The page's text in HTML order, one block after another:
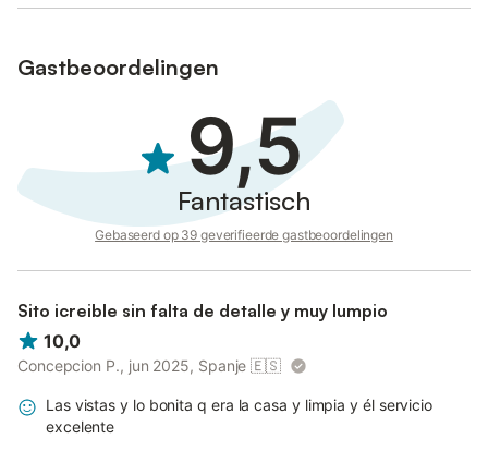
Gastbeoordelingen
9,5
Fantastisch
Gebaseerd op 39 geverifieerde gastbeoordelingen
Sito icreible sin falta de detalle y muy lumpio
10,0
Concepcion P., jun 2025, Spanje 🇪🇸
Las vistas y lo bonita q era la casa y limpia y él servicio
excelente